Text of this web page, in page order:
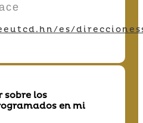
es/
sobre los
en mi